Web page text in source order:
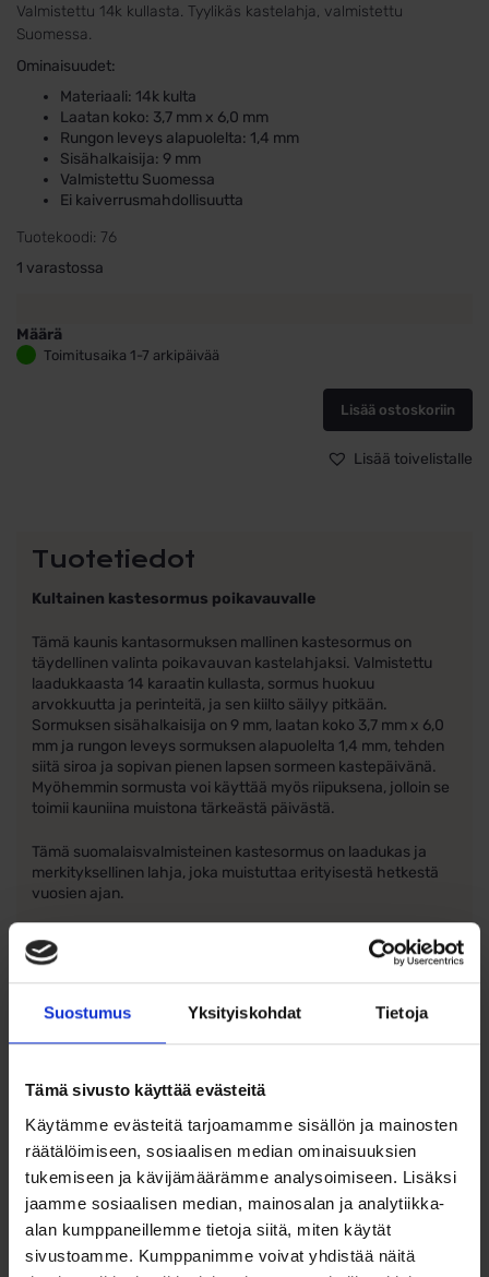
Suostumus Yksityiskohdat Tietoja
Tämä sivusto käyttää evästeitä
Käytämme evästeitä tarjoamamme sisällön ja mainosten
räätälöimiseen, sosiaalisen median ominaisuuksien
tukemiseen ja kävijämäärämme analysoimiseen. Lisäksi
jaamme sosiaalisen median, mainosalan ja analytiikka-
alan kumppaneillemme tietoja siitä, miten käytät
sivustoamme. Kumppanimme voivat yhdistää näitä
Valmistettu 14k kullasta. Tyylikäs kastelahja, valmistettu
Suomessa.
Ominaisuudet:
Materiaali: 14k kulta
Laatan koko: 3,7 mm x 6,0 mm
Rungon leveys alapuolelta: 1,4 mm
Sisähalkaisija: 9 mm
Valmistettu Suomessa
Ei kaiverrusmahdollisuutta
Tuotekoodi: 76
1 varastossa
Määrä
Kastesormus
Toimitusaika 1-7 arkipäivää
Lisää ostoskoriin
Lisää toivelistalle
Tuotetiedot
Kultainen kastesormus poikavauvalle
Tämä kaunis kantasormuksen mallinen kastesormus on
täydellinen valinta poikavauvan kastelahjaksi. Valmistettu
laadukkaasta 14 karaatin kullasta, sormus huokuu
arvokkuutta ja perinteitä, ja sen kiilto säilyy pitkään.
Sormuksen sisähalkaisija on 9 mm, laatan koko 3,7 mm x 6,0
mm ja rungon leveys sormuksen alapuolelta 1,4 mm, tehden
siitä siroa ja sopivan pienen lapsen sormeen kastepäivänä.
Myöhemmin sormusta voi käyttää myös riipuksena, jolloin se
toimii kauniina muistona tärkeästä päivästä.
Tämä suomalaisvalmisteinen kastesormus on laadukas ja
merkityksellinen lahja, joka muistuttaa erityisestä hetkestä
vuosien ajan.
Ominaisuudet:
Materiaali: 14k kulta
Rungon leveys alapuolelta: 1,4 mm
Sisähalkaisija: 9 mm
Ei kaiverrusmahdollisuutta
Ohjeita sormuksen tai korun
koon valintaan